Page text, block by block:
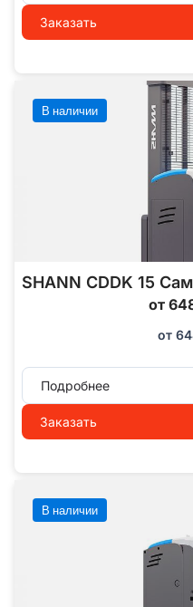
Заказать
В наличии
SHANN CDDK 15
от
от
Подробнее
Заказать
В наличии